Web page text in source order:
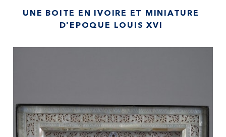
UNE BOITE EN IVOIRE ET MINIATURE
D'EPOQUE LOUIS XVI